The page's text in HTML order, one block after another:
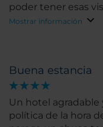
poder tener esas
cómodos. Para
Mostrar información
Buena estancia
Un hotel
política de la hora